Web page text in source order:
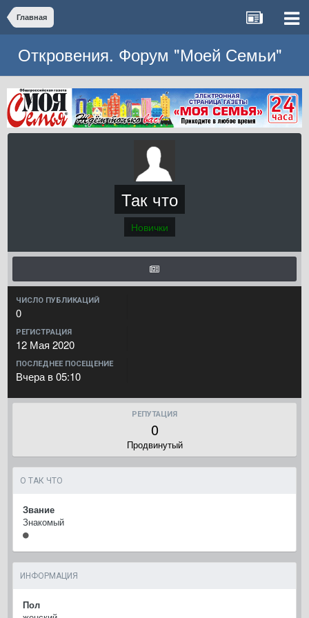
Главная
Откровения. Форум "Моей Семьи"
Так что
Новички
ЧИСЛО ПУБЛИКАЦИЙ
0
РЕГИСТРАЦИЯ
12 Мая 2020
ПОСЛЕДНЕЕ ПОСЕЩЕНИЕ
Вчера в 05:10
РЕПУТАЦИЯ
0
Продвинутый
О ТАК ЧТО
Звание
Знакомый
ИНФОРМАЦИЯ
Пол